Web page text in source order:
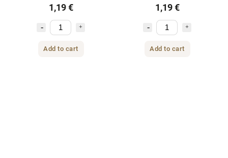
1,19 €
Add to cart
1,19 €
Add to cart